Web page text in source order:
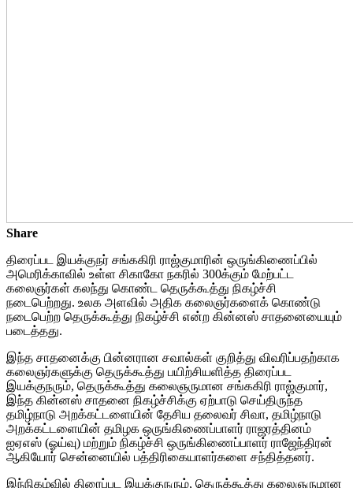
Share
திரைப்பட இயக்குநர் சங்ககிரி ராஜ்குமாரின் ஒருங்கிணைப்பில்
அமெரிக்காவில் உள்ள சிகாகோ நகரில் 300க்கும் மேற்பட்ட
கலைஞர்கள் கலந்து கொண்ட தெருக்கூத்து நிகழ்ச்சி
நடைபெற்றது. உலக அளவில் அதிக கலைஞர்களைக் கொண்டு
நடைபெற்ற தெருக்கூத்து நிகழ்ச்சி என்ற கின்னஸ் சாதனையையும்
படைத்தது.
இந்த சாதனைக்கு பின்னரான சவால்கள் குறித்து விவரிப்பதற்காக
கலைஞர்களுக்கு தெருக்கூத்து பயிற்சியளித்த திரைப்பட
இயக்குநரும், தெருக்கூத்து கலைஞருமான சங்ககிரி ராஜ்குமார்,
இந்த கின்னஸ் சாதனை நிகழ்ச்சிக்கு ஏற்பாடு செய்திருந்த
தமிழ்நாடு அறக்கட்டளையின் தேசிய தலைவர் சிவா, தமிழ்நாடு
அறக்கட்டளையின் தமிழக ஒருங்கிணைப்பாளர் ராஜரத்தினம்
ஐஏஎஸ் (ஓய்வு) மற்றும் நிகழ்ச்சி ஒருங்கிணைப்பாளர் ராஜேந்திரன்
ஆகியோர் சென்னையில் பத்திரிகையாளர்களை சந்தித்தனர்.
இந்நிகழ்வில் திரைப்பட இயக்குநரும், தெருக்கூத்து கலைஞருமான